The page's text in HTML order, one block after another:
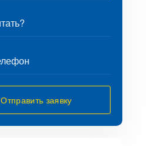
Отправить заявку